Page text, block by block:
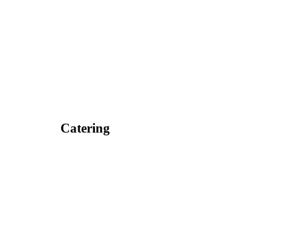
Catering